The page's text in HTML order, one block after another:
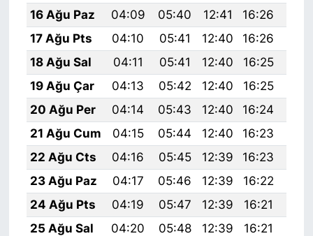
16 Ağu Paz
04:09 05:40 12:41 16:26
17 Ağu Pts
04:10 05:41 12:40 16:26
18 Ağu Sal
04:11 05:41 12:40 16:25
19 Ağu Çar
04:13 05:42 12:40 16:25
20 Ağu Per
04:14 05:43 12:40 16:24
21 Ağu Cum
04:15 05:44 12:40 16:23
22 Ağu Cts
04:16 05:45 12:39 16:23
23 Ağu Paz
04:17 05:46 12:39 16:22
24 Ağu Pts
04:19 05:47 12:39 16:21
25 Ağu Sal
04:20 05:48 12:39 16:21